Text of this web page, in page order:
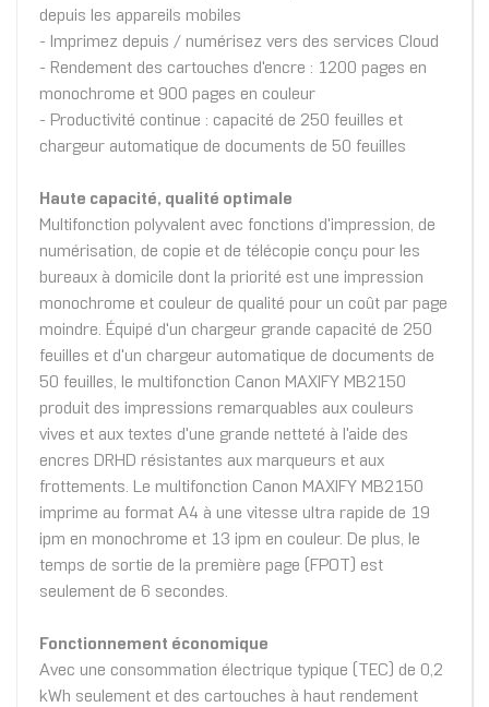
depuis les appareils mobiles
- Imprimez depuis / numérisez vers des services Cloud
- Rendement des cartouches d'encre : 1200 pages en
monochrome et 900 pages en couleur
- Productivité continue : capacité de 250 feuilles et
chargeur automatique de documents de 50 feuilles
Haute capacité, qualité optimale
Multifonction polyvalent avec fonctions d'impression, de
numérisation, de copie et de télécopie conçu pour les
bureaux à domicile dont la priorité est une impression
monochrome et couleur de qualité pour un coût par page
moindre. Équipé d'un chargeur grande capacité de 250
feuilles et d'un chargeur automatique de documents de
50 feuilles, le multifonction Canon MAXIFY MB2150
produit des impressions remarquables aux couleurs
vives et aux textes d'une grande netteté à l'aide des
encres DRHD résistantes aux marqueurs et aux
frottements. Le multifonction Canon MAXIFY MB2150
imprime au format A4 à une vitesse ultra rapide de 19
ipm en monochrome et 13 ipm en couleur. De plus, le
temps de sortie de la première page (FPOT) est
seulement de 6 secondes.
Fonctionnement économique
Avec une consommation électrique typique (TEC) de 0,2
kWh seulement et des cartouches à haut rendement